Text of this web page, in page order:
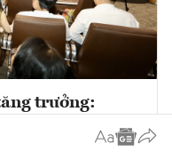
trưởng:
thực hiện các